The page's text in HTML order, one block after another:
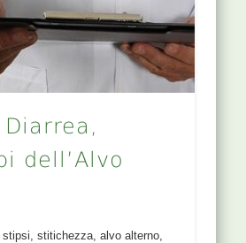
dell’Alvo
stitichezza, alvo alterno,